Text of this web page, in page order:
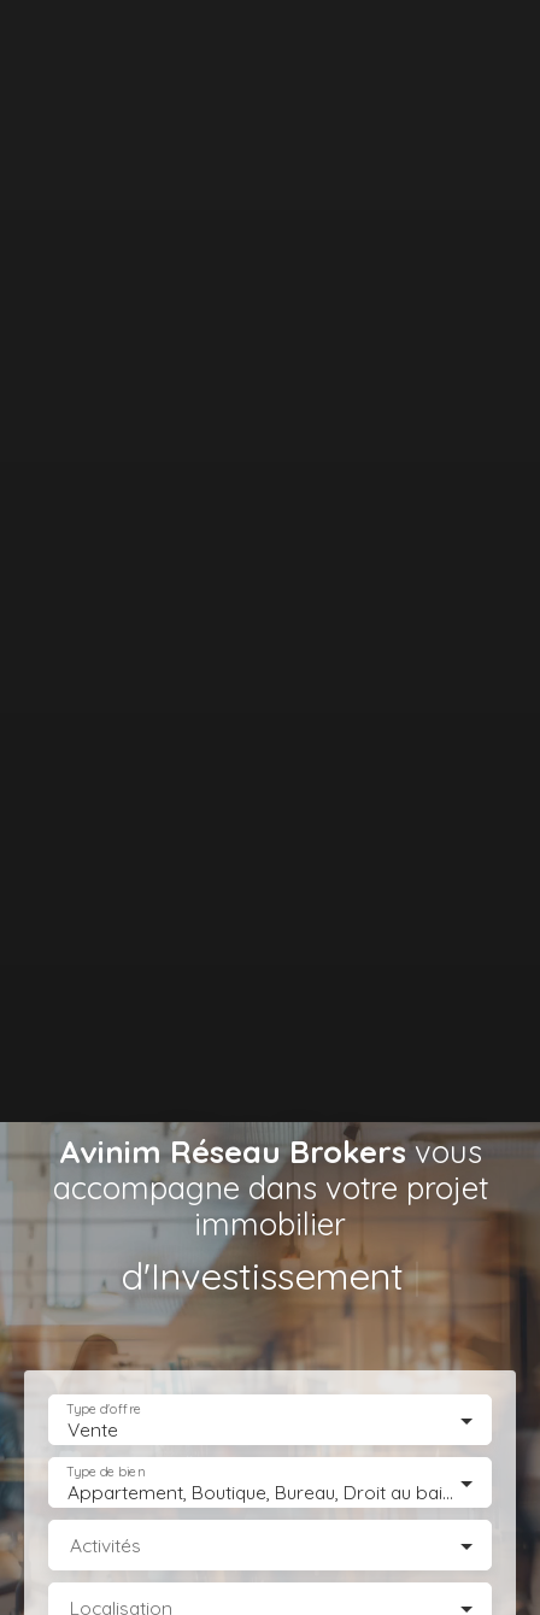
Avinim Réseau Brokersvous
accompagne dans votre projet
immobilier
de Lo|
Vente
Type d'offre
Appartement, Boutique, Bureau, Droit au bail, Entrepôt, Fonds de commerce, Hôtel, hébergement, Immeuble, Immobilier Pro, Local commercial, Local professionnel, Local industriel, Magasin, boutique, Terrain Industriel, Terrain Constructible, Transmission d'entreprise
Type de bien
Activités
Localisation